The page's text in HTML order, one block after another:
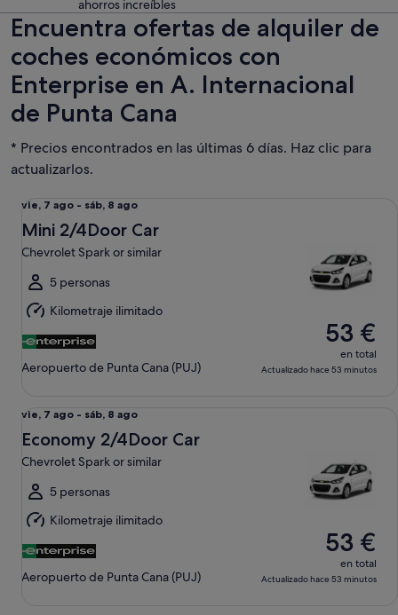
ahorros increíbles
Encuentra ofertas de alquiler de
coches económicos con
Enterprise en A. Internacional
de Punta Cana
* Precios encontrados en las últimas 6 días. Haz clic para
actualizarlos.
Del
vie,
7
ago
al
sáb,
8
ago
vie, 7 ago - sáb, 8 ago
Mini 2/4Door Car
Chevrolet Spark or similar
5 personas
Kilometraje ilimitado
Aeropuerto de Punta Cana (PUJ)
53 €
en total
Actualizado hace 53 minutos
Del
vie,
7
ago
al
sáb,
8
ago
vie, 7 ago - sáb, 8 ago
Economy 2/4Door Car
Chevrolet Spark or similar
5 personas
Kilometraje ilimitado
Aeropuerto de Punta Cana (PUJ)
53 €
en total
Actualizado hace 53 minutos